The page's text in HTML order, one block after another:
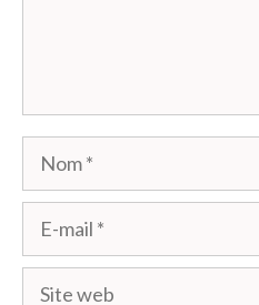
Nom
mail
Site